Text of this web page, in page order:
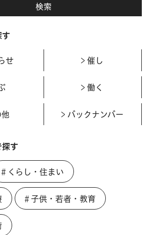
す
せ 催し
働く
他 バックナンバー
探す
＃くらし・住まい
＃子供・若者・教育